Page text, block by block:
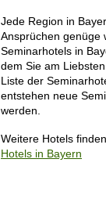
Jede Region in
Ansprüchen genüge
Seminarhotels in
dem Sie am
Liste der
entstehen neue
werden.
Weitere Hotels
Hotels in Bayern